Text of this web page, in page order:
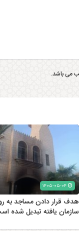
می باشد.
۱۴۰۵-۰۵-۰۴
هدف قرار دادن مساجد به
سازمان‌ یافته تبدیل شده